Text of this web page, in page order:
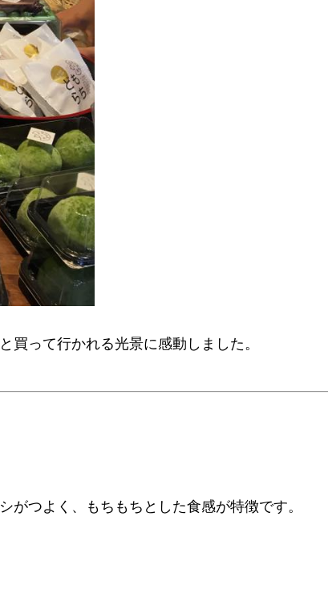
買って行かれる光景に感動しました。
つよく、もちもちとした食感が特徴です。